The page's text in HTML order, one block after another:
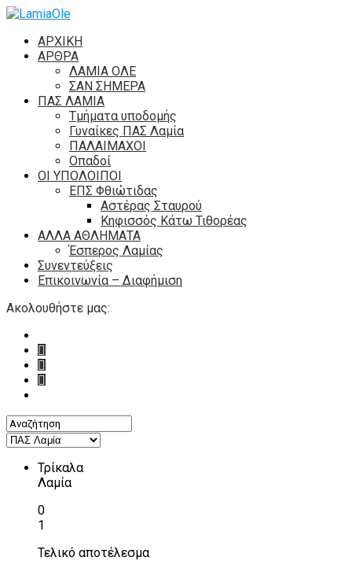
ΑΡΧΙΚΗ
ΑΡΘΡΑ
ΛΑΜΙΑ ΟΛΕ
ΣΑΝ ΣΗΜΕΡΑ
ΠΑΣ ΛΑΜΙΑ
Τμήματα υποδομής
Γυναίκες ΠΑΣ Λαμία
ΠΑΛΑΙΜΑΧΟΙ
Οπαδοί
ΟΙ ΥΠΟΛΟΙΠΟΙ
ΕΠΣ Φθιώτιδας
Αστέρας Σταυρού
Κηφισσός Κάτω Τιθορέας
ΑΛΛΑ ΑΘΛΗΜΑΤΑ
Έσπερος Λαμίας
Συνεντεύξεις
Επικοινωνία – Διαφήμιση
Ακολουθήστε μας:
Τρίκαλα
Λαμία
0
1
Τελικό αποτέλεσμα